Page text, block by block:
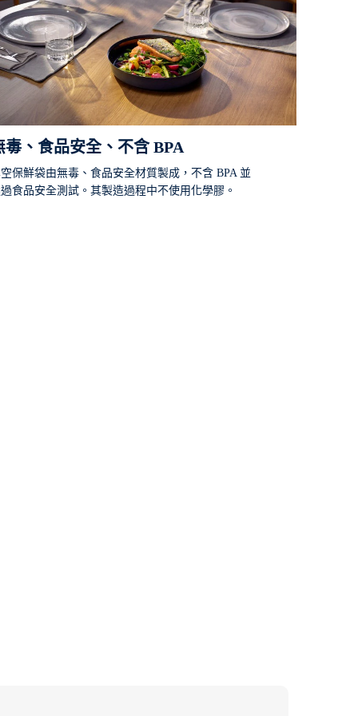
毒、食品安全、不含 BPA
保鮮袋由無毒、食品安全材質製成，不含 BPA 並
食品安全測試。其製造過程中不使用化學膠。